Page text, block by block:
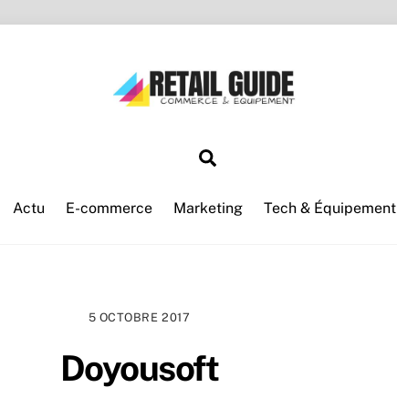
Actu E-commerce Marketing Tech & Équipement
5 OCTOBRE 2017
Doyousoft